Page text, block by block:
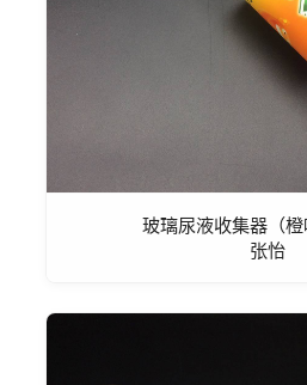
玻璃尿液收集器（橙
张怡